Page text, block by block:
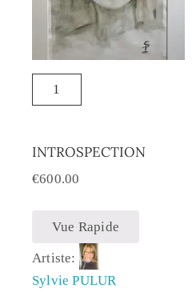
INTROSPECTION
€600.00
Vue Rapide
Artiste:
Sylvie PULUR